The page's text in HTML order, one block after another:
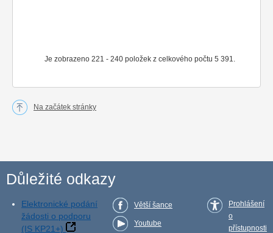
Je zobrazeno 221 - 240 položek z celkového počtu 5 391.
Na začátek stránky
Důležité odkazy
Elektronické podání
žádosti o podporu
(IS KP21+)
Větší šance
Youtube
Prohlášení
o
přístupnosti